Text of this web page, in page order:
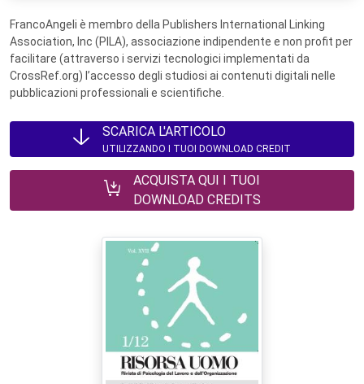
FrancoAngeli è membro della Publishers International Linking
Association, Inc (PILA), associazione indipendente e non profit per
facilitare (attraverso i servizi tecnologici implementati da
CrossRef.org) l’accesso degli studiosi ai contenuti digitali nelle
pubblicazioni professionali e scientifiche.
SCARICA L'ARTICOLO
UTILIZZANDO I TUOI DOWNLOAD CREDIT
ACQUISTA QUI I TUOI
DOWNLOAD CREDITS